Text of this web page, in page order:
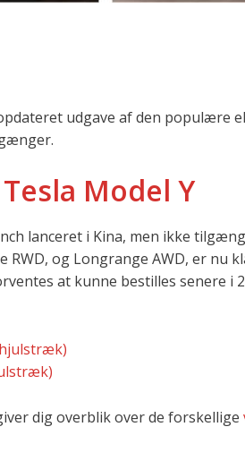
udgave af den populære
Model Y
lanceret i Kina, men ikke
RWD, og Longrange AWD, er nu
at kunne bestilles senere i
dig overblik over de forskellige